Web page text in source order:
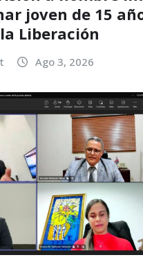
joven de 15
Liberación
Ago 3, 2026